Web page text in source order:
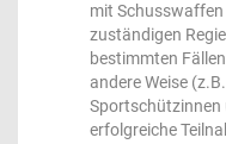
mit Schusswaffen
zuständigen
bestimmten
andere Weise
Sportschützinnen
erfolgreiche